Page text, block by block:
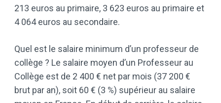
213 euros au primaire, 3 623 euros au primaire et
4 064 euros au secondaire.
Quel est le salaire minimum d’un professeur de
collège ? Le salaire moyen d’un Professeur au
Collège est de 2 400 € net par mois (37 200 €
brut par an), soit 60 € (3 %) supérieur au salaire